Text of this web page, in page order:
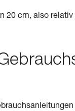
20 cm, also